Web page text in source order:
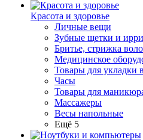
Красота и здоровье
Личные вещи
Зубные щетки и
Бритье, стрижка
Медицинское
Товары для укладки
Часы
Товары для
Массажеры
Весы напольные
Ещё 5